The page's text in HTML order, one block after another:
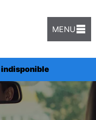
MENU
indisponible